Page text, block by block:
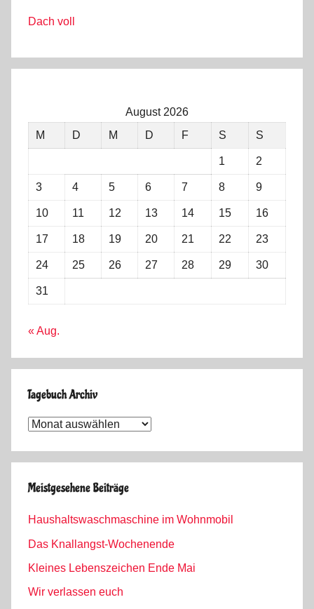
Dach voll
August 2026
M
D M D F S S
1 2
3 4 5 6 7 8 9
10 11 12 13 14 15 16
17 18 19 20 21 22 23
24 25 26 27 28 29 30
31
« Aug.
Tagebuch Archiv
Tagebuch
Meistgesehene Beiträge
Haushaltswaschmaschine im Wohnmobil
Das Knallangst-Wochenende
Kleines Lebenszeichen Ende Mai
Wir verlassen euch